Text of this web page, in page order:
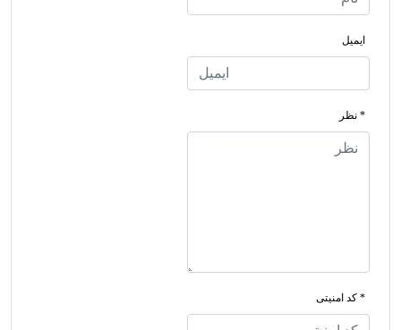
ایمیل
* نظر
* کد امنیتی